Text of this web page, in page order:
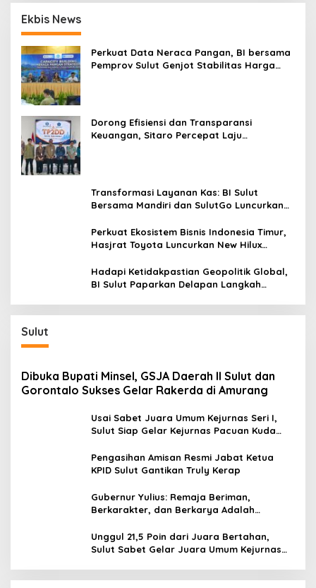
Ekbis News
Perkuat Data Neraca Pangan, BI bersama
Pemprov Sulut Genjot Stabilitas Harga
Dorong Efisiensi dan Transparansi
Keuangan, Sitaro Percepat Laju
Transformasi Layanan Kas: BI Sulut
Bersama Mandiri dan SulutGo Luncurkan
Kepulauan
Perkuat Ekosistem Bisnis Indonesia Timur,
Hasjrat Toyota Luncurkan New Hilux
Hadapi Ketidakpastian Geopolitik Global,
BI Sulut Paparkan Delapan Langkah
Sulut
Dibuka Bupati Minsel, GSJA Daerah II Sulut dan
Gorontalo Sukses Gelar Rakerda di Amurang
Usai Sabet Juara Umum Kejurnas Seri I,
Sulut Siap Gelar Kejurnas Pacuan Kuda
Pengasihan Amisan Resmi Jabat Ketua
KPID Sulut Gantikan Truly Kerap
Gubernur Yulius: Remaja Beriman,
Berkarakter, dan Berkarya Adalah
Unggul 21,5 Poin dari Juara Bertahan,
Sulut Sabet Gelar Juara Umum Kejurnas